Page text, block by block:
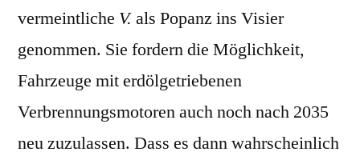
vermeintliche V.als Popanz ins Visier
genommen. Sie fordern die Möglichkeit,
Fahrzeuge mit erdölgetriebenen
Verbrennungsmotoren auch noch nach 2035
neu zuzulassen. Dass es dann wahrscheinlich